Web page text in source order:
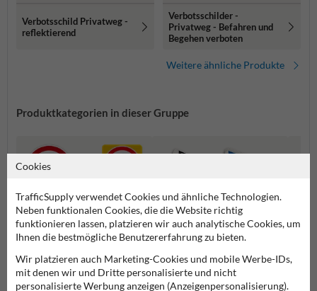
Verbotsschild Privatweg -
reflektierend
Verbotsschilder -
Privatweg - Befahren und
Begehen verboten
Weitere ähnliche Produkte
Produktkategorien in dieser Gruppe
Cookies
TrafficSupply verwendet Cookies und ähnliche Technologien.
Neben funktionalen Cookies, die die Website richtig
funktionieren lassen, platzieren wir auch analytische Cookies, um
Ihnen die bestmögliche Benutzererfahrung zu bieten.
Wir platzieren auch Marketing-Cookies und mobile Werbe-IDs,
mit denen wir und Dritte personalisierte und nicht
personalisierte Werbung anzeigen (Anzeigenpersonalisierung).